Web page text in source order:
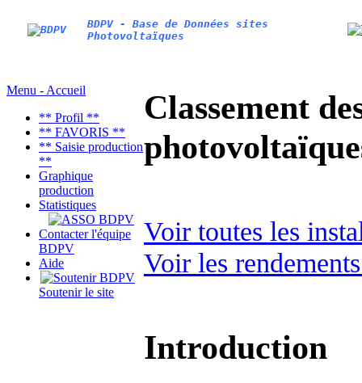
BDPV - Base de Données sites
Photovoltaïques
Menu - Accueil
** Profil **
** FAVORIS **
** Saisie production
**
Graphique
production
Statistiques
Contacter l'équipe
BDPV
Aide
Soutenir le site
Classement
Voir toutes les
Voir les
Introduction